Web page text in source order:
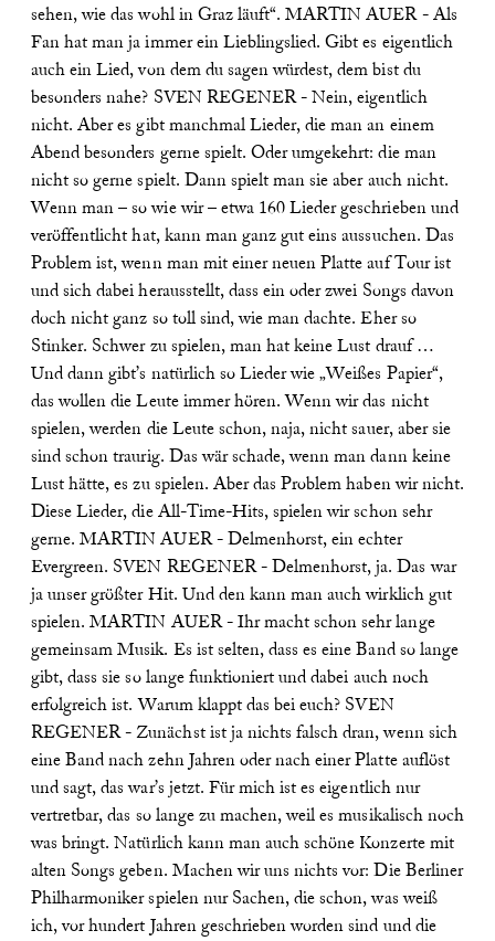
sehen, wie das wohl in Graz läuft“. MARTIN AUER - Als
Fan hat man ja immer ein Lieblingslied. Gibtes eigentlich
auch ein Lied, von dem du sagen würdest, dem bist du
besonders nahe? SVEN REGENER - Nein, eigentlich
nicht. Aber es gibt manchmal Lieder, die man an einem
Abend besonders gerne spielt. Oder umgekehrt: die man
nicht so gerne spielt. Dann spielt man sie aber auch nicht.
Wenn man – so wie wir – etwa 160 Lieder geschrieben und
veröffentlicht hat, kann man ganz gut eins aussuchen. Das
Problem ist, wenn man mit einer neuen Platte auf Tour ist
und sich dabei herausstellt, dass ein oder zwei Songs davon
doch nicht ganz so toll sind, wie man dachte. Eher so
Stinker. Schwer zu spielen, man hat keine Lust drauf …
Und dann gibt’s natürlich so Lieder wie „Weißes Papier“,
das wollen die Leute immer hören. Wenn wir das nicht
spielen, werden die Leute schon, naja, nicht sauer, aber sie
sind schon traurig. Das wär schade, wenn man dann keine
Lust hätte, es zu spielen. Aber das Problem haben wir nicht.
Diese Lieder, die All-Time-Hits, spielen wir schon sehr
gerne.MARTIN AUER - Delmenhorst, ein echter
Evergreen. SVEN REGENER - Delmenhorst, ja. Das war
ja unser größter Hit. Und den kann man auch wirklich gut
spielen. MARTIN AUER - Ihr macht schon sehr lange
gemeinsam Musik. Es ist selten, dass es eine Band so lange
gibt, dass sie so lange funktioniert und dabei auch noch
erfolgreich ist. Warum klappt das bei euch? SVEN
REGENER - Zunächst ist ja nichts falsch dran, wenn sich
eine Band nach zehn Jahren oder nach einer Platte auflöst
und sagt, das war’s jetzt. Für mich ist es eigentlich nur
vertretbar, das so lange zu machen, weil es musikalisch noch
was bringt. Natürlich kann man auch schöne Konzerte mit
alten Songs geben. Machen wir uns nichts vor: Die Berliner
Philharmoniker spielen nur Sachen, die schon, was weiß
ich, vor hundert Jahren geschrieben worden sind und die